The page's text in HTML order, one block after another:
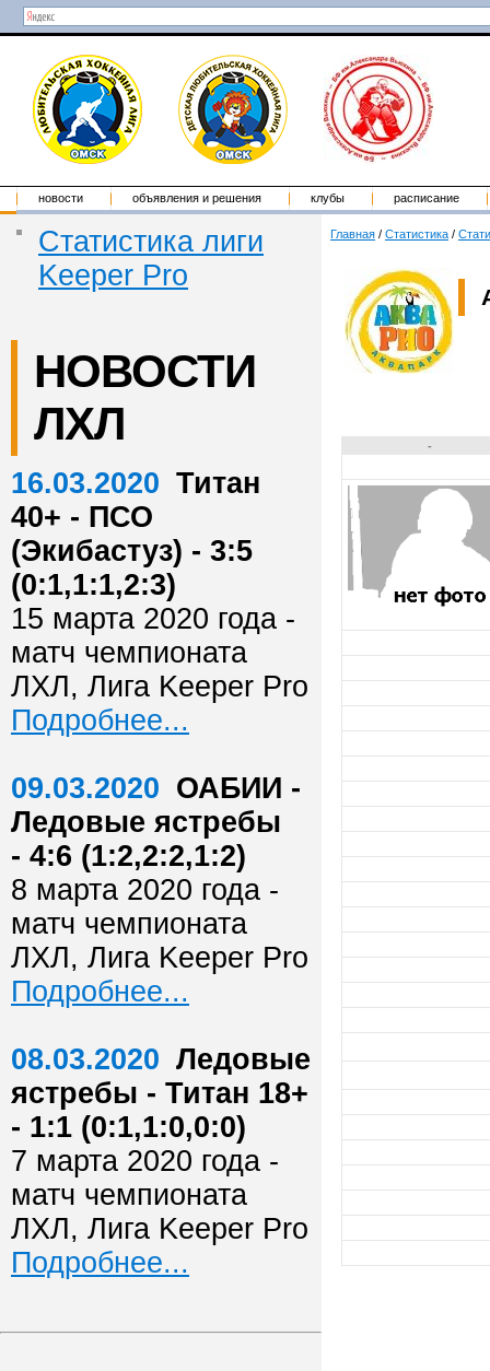
новости объявления и решения клубы расписание
Статистика лиги
Keeper Pro
НОВОСТИ
ЛХЛ
16.03.2020 Титан
40+ - ПСО
(Экибастуз) - 3:5
(0:1,1:1,2:3)
15 марта 2020 года -
матч чемпионата
ЛХЛ, Лига Keeper Pro
Подробнее...
09.03.2020 ОАБИИ -
Ледовые ястребы
- 4:6 (1:2,2:2,1:2)
8 марта 2020 года -
матч чемпионата
ЛХЛ, Лига Keeper Pro
Подробнее...
08.03.2020 Ледовые
ястребы - Титан 18+
- 1:1 (0:1,1:0,0:0)
7 марта 2020 года -
матч чемпионата
ЛХЛ, Лига Keeper Pro
Подробнее...
Главная / Статистика /
-